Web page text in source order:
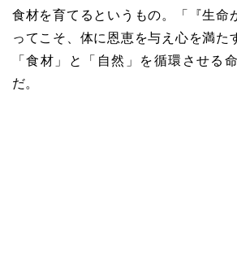
食材を育てるというもの。「『生命
ってこそ、体に恩恵を与え心を満た
「食材」と「自然」を循環させる
だ。